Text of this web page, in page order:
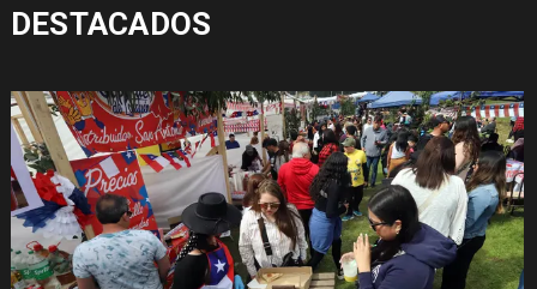
DESTACADOS